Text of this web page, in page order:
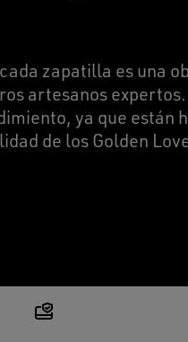
zapatilla es una
artesanos
ya que están
de los Golden